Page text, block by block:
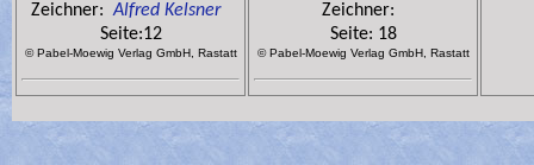
Zeichner:Alfred Kelsner
Seite:12
© Pabel-Moewig Verlag GmbH, Rastatt
Zeichner:
Seite: 18
© Pabel-Moewig Verlag GmbH, Rastatt